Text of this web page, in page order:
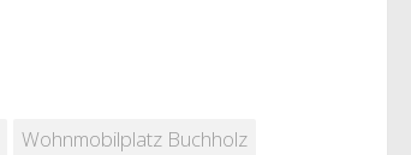
Wohnmobilplatz Buchholz